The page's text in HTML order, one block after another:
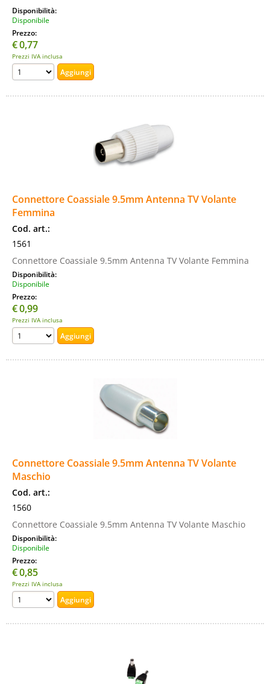
Disponibilità:
Disponibile
Prezzo:
€0,77
Prezzi IVA inclusa
Connettore Coassiale 9.5mm Antenna TV Volante
Femmina
Cod. art.:
1561
Connettore Coassiale 9.5mm Antenna TV Volante Femmina
Disponibilità:
Disponibile
Prezzo:
€0,99
Prezzi IVA inclusa
Connettore Coassiale 9.5mm Antenna TV Volante
Maschio
Cod. art.:
1560
Connettore Coassiale 9.5mm Antenna TV Volante Maschio
Disponibilità:
Disponibile
Prezzo:
€0,85
Prezzi IVA inclusa